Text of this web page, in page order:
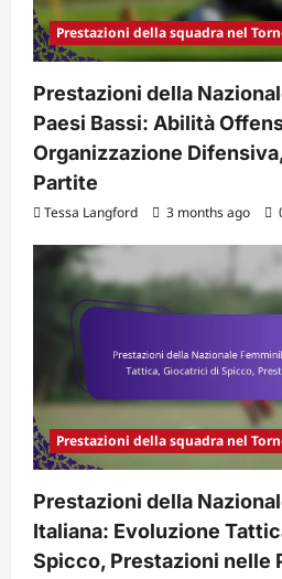
Prestazioni della squadra nel
Prestazioni della
Paesi Bassi: Abilità
Organizzazione
Partite
Tessa Langford 3 months ago
Prestazioni della squadra nel
Prestazioni della
Italiana: Evoluzione
Spicco, Prestazioni nelle